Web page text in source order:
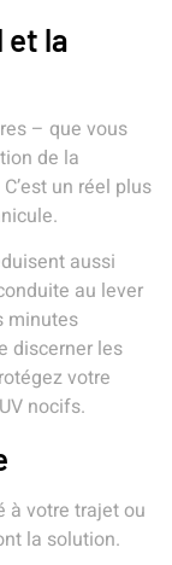
et la
– que vous
de la
un réel plus
aussi
au lever
minutes
discerner les
votre
nocifs.
à votre trajet ou
la solution.